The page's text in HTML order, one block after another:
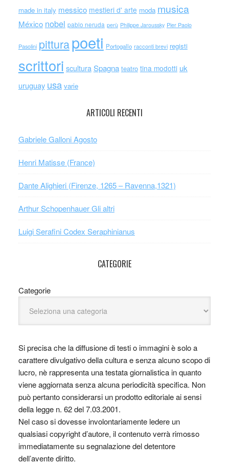
made in italy messico mestieri d' arte moda musica
México nobel pablo neruda perù Philippe Jaroussky Pier Paolo
Pasolini pitturapoeti Portogallo racconti brevi registi
scrittori scultura Spagna teatro tina modotti uk
uruguay usa varie
ARTICOLI RECENTI
Gabriele Galloni Agosto
Henri Matisse (France)
Dante Alighieri (Firenze, 1265 – Ravenna,1321)
Arthur Schopenhauer Gli altri
Luigi Serafini Codex Seraphinianus
CATEGORIE
Categorie
Si precisa che la diffusione di testi o immagini è solo a
carattere divulgativo della cultura e senza alcuno scopo di
lucro, nè rappresenta una testata giornalistica in quanto
viene aggiornata senza alcuna periodicità specifica. Non
può pertanto considerarsi un prodotto editoriale ai sensi
della legge n. 62 del 7.03.2001.
Nel caso si dovesse involontariamente ledere un
qualsiasi copyright d’autore, il contenuto verrà rimosso
immediatamente su segnalazione del detentore
dell’avente diritto.